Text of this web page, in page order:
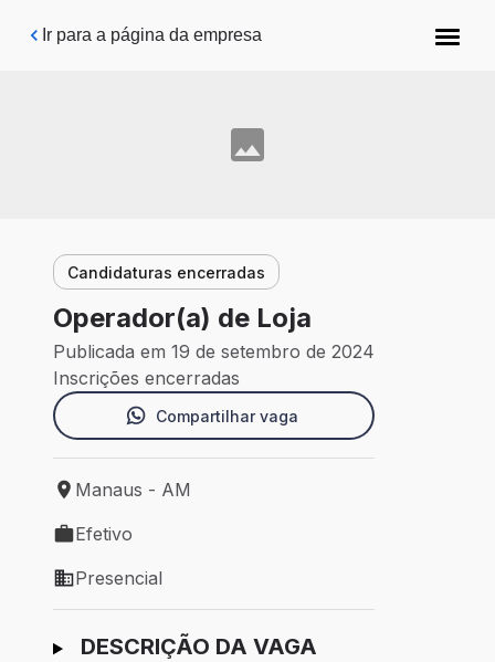
Pular para o conteúdo principal
Ir para a página da empresa
Candidaturas encerradas
Operador(a) de Loja
Publicada em 19 de setembro de 2024
Inscrições encerradas
Compartilhar vaga
Local de trabalho: Manaus - AM
Manaus - AM
Tipo de vaga: Efetivo
Efetivo
Modelo de trabalho: Presencial
Presencial
Ir para candidatura
DESCRIÇÃO DA VAGA